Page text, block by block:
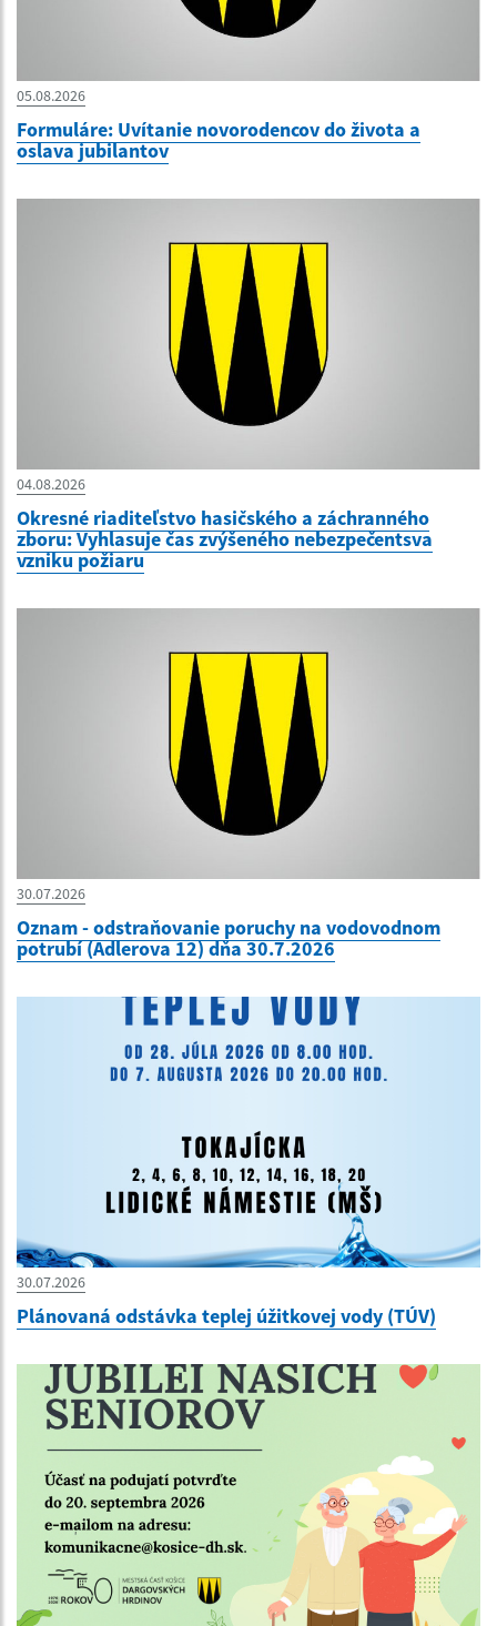
05.08.2026
Formuláre: Uvítanie novorodencov do života a
oslava jubilantov
04.08.2026
Okresné riaditeľstvo hasičského a záchranného
zboru: Vyhlasuje čas zvýšeného nebezpečentsva
vzniku požiaru
30.07.2026
Oznam - odstraňovanie poruchy na vodovodnom
potrubí (Adlerova 12) dňa 30.7.2026
30.07.2026
Plánovaná odstávka teplej úžitkovej vody (TÚV)